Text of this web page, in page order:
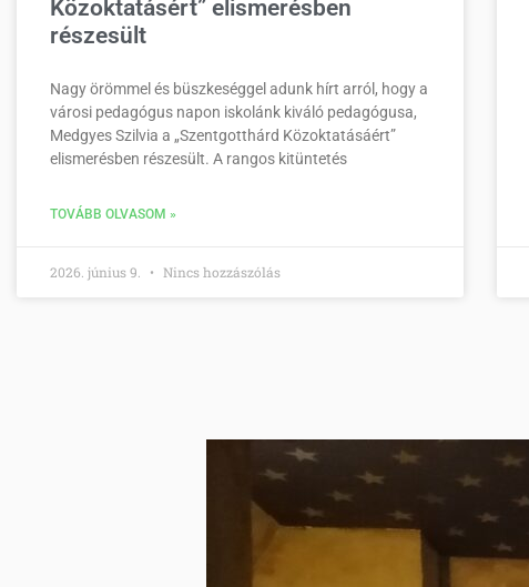
Közoktatásért” elismerésben
részesült
Nagy örömmel és büszkeséggel adunk hírt arról, hogy a
városi pedagógus napon iskolánk kiváló pedagógusa,
Medgyes Szilvia a „Szentgotthárd Közoktatásáért”
elismerésben részesült. A rangos kitüntetés
TOVÁBB OLVASOM »
2026. június 9. Nincs hozzászólás